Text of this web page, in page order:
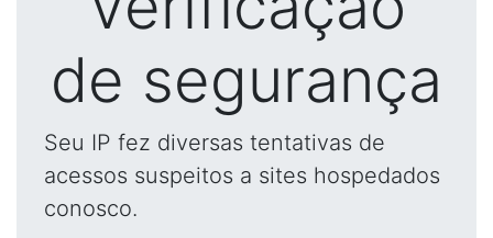
de segurança
Seu IP fez diversas tentativas de
acessos suspeitos a sites hospedados
conosco.